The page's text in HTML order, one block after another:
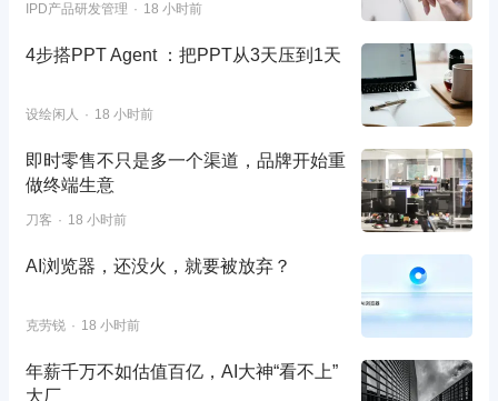
IPD产品研发管理 18 小时前
4步搭PPT Agent ：把PPT从3天压到1天
设绘闲人 18 小时前
即时零售不只是多一个渠道，品牌开始重
做终端生意
刀客 18 小时前
AI浏览器，还没火，就要被放弃？
克劳锐 18 小时前
年薪千万不如估值百亿，AI大神“看不上”
大厂